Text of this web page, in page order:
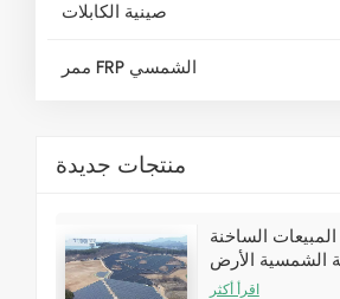
صينية الكابلات
ممر FRP الشمسي
منتجات جديدة
المبيعات الساخنة
الشمسية الأرض
أقواس الأقواس
اقرأ أكثر